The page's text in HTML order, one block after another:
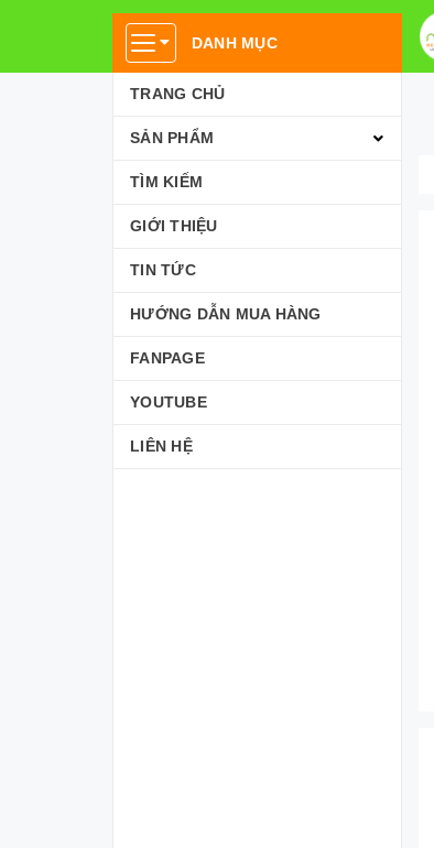
DANH MỤC
TRANG CHỦ
SẢN PHẨM
TÌM KIẾM
GIỚI THIỆU
TIN TỨC
HƯỚNG DẪN MUA HÀNG
FANPAGE
YOUTUBE
LIÊN HỆ